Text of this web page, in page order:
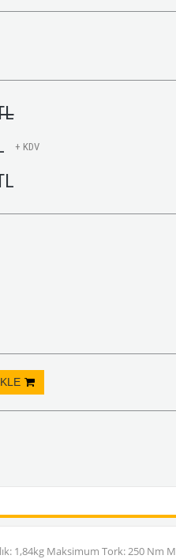
+ KDV
1,84kg Maksimum Tork: 250 Nm